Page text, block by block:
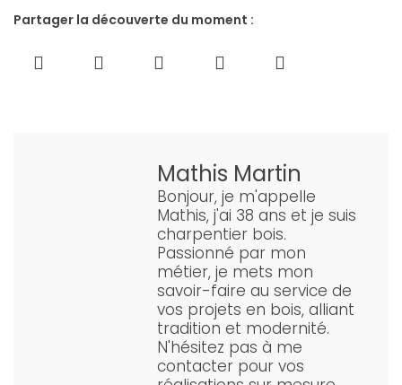
Partager la découverte du moment :
Mathis Martin
Bonjour, je m'appelle
Mathis, j'ai 38 ans et je suis
charpentier bois.
Passionné par mon
métier, je mets mon
savoir-faire au service de
vos projets en bois, alliant
tradition et modernité.
N'hésitez pas à me
contacter pour vos